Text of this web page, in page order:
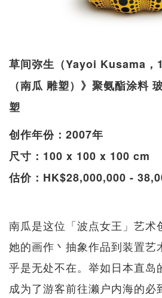
草间弥生（Yayoi Kusama，
（南瓜 雕塑）》聚氨酯涂料
塑
创作年份：2007年
尺寸：100 x 100 x 100 cm
估价：HK$28,000,000 -
南瓜是这位「波点女王」艺术
她的画作丶抽象作品到装置艺
乎是无处不在。举如日本直岛
成为了游客前往濑户内海的必